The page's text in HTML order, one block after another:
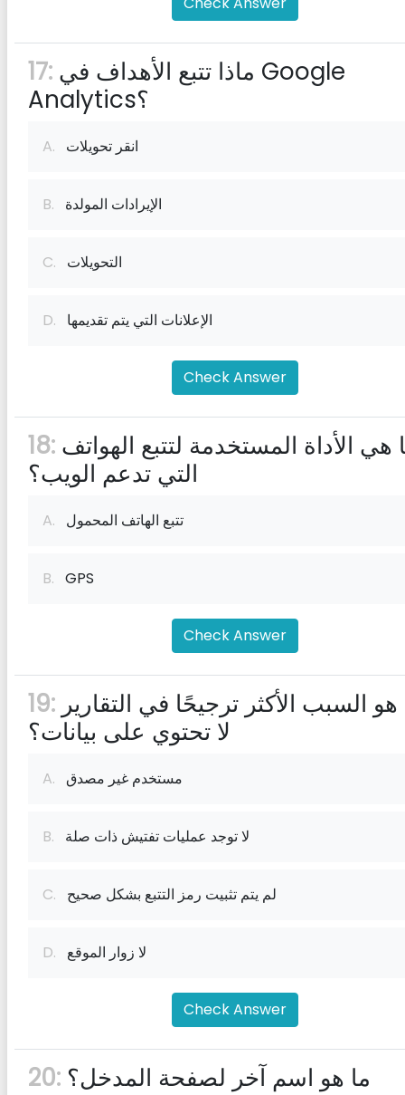
17:
Analytics؟
A. انقر تحويلات
B. الإيرادات المولدة
C. التحويلات
D. الإعلانات التي يتم تقديمها
Check Answer
18:
التي تدعم الويب؟
A. تتبع الهاتف المحمول
B. GPS
Check Answer
19:
لا تحتوي على بيانات؟
A. مستخدم غير مصدق
B. لا توجد عمليات تفتيش ذات صلة
C. لم يتم تثبيت رمز التتبع بشكل صحيح
D. لا زوار الموقع
Check Answer
20: ما هو اسم آخر لصفحة المدخل؟